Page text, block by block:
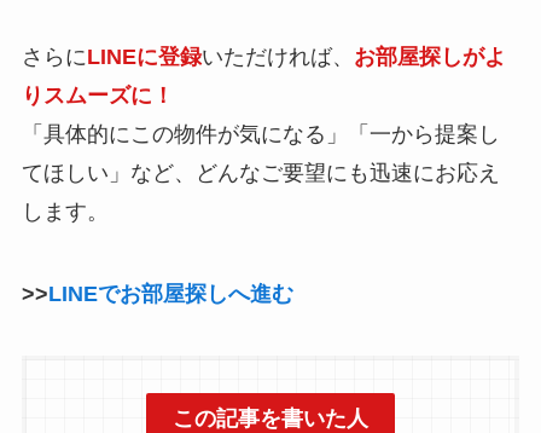
さらにLINEに登録いただければ、 お部屋探しがよ
りスムーズに！
「具体的にこの物件が気になる」「一から提案し
てほしい」など、どんなご要望にも迅速にお応え
します。
>>LINEでお部屋探しへ進む
この記事を書いた人